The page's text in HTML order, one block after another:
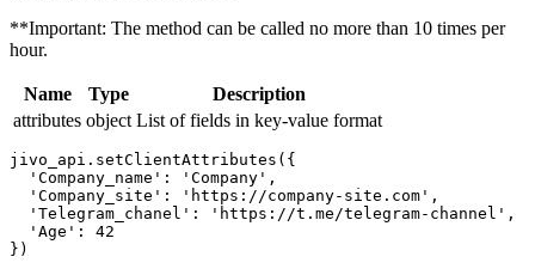
**Important: The method can be called no more than 10 times per
hour.
Name Type
Description
attributes object List of fields in key-value format
jivo_api.setClientAttributes({
  'Company_name': 'Company',
  'Company_site': 'https://company-site.com',
  'Telegram_chanel': 'https://t.me/telegram-channel',
  'Age': 42